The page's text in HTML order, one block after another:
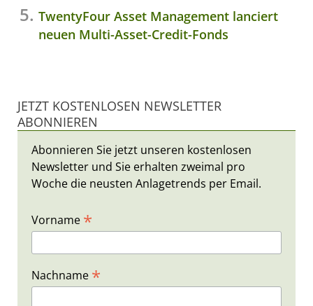
TwentyFour Asset Management lanciert
neuen Multi-Asset-Credit-Fonds
JETZT KOSTENLOSEN NEWSLETTER
ABONNIEREN
Abonnieren Sie jetzt unseren kostenlosen
Newsletter und Sie erhalten zweimal pro
Woche die neusten Anlagetrends per Email.
Vorname *
Nachname *